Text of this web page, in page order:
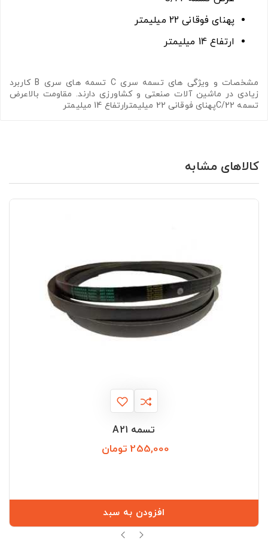
پهنای فوقانی 22 میلیمتر
ارتفاع 14 میلیمتر
مشخصات و ویژگی های تسمه سری C تسمه های سری B کاربرد
زیادی در ماشین آلات صنعتی و کشاورزی دارند. مقاومت بالاعرض
تسمه C/22پهنای فوقانی 22 میلیمترارتفاع 14 میلیمتر
کالاهای مشابه
تسمه A21
255,000 تومان
افزودن به سبد